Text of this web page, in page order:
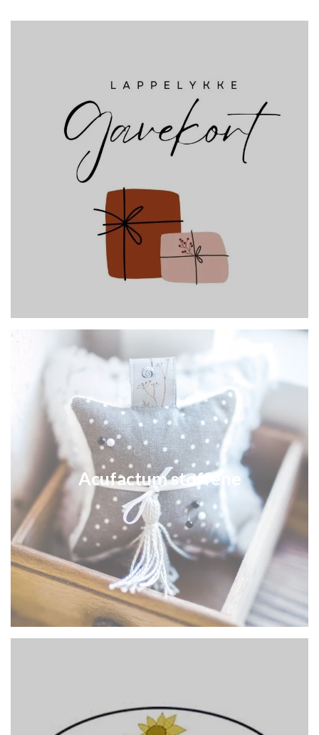
Acufactum stoffene